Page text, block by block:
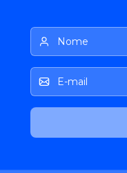
Nome
E-mail